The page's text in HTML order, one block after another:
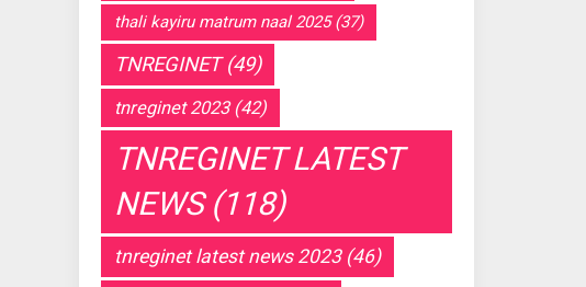
thali kayiru matrum naal 2025(37)
TNREGINET(49)
tnreginet 2023(42)
TNREGINET LATEST
NEWS(118)
tnreginet latest news 2023(46)